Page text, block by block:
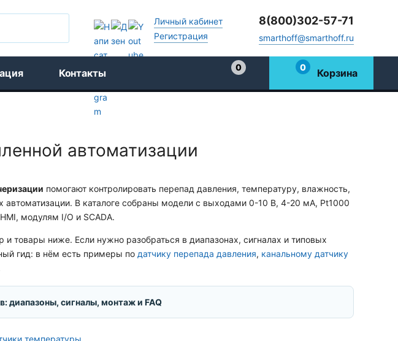
Личный кабинет
Регистрация
8(800)302-57-71
smarthoff@smarthoff.ru
Контакты
0
0 Корзина
автоматизации
помогают контролировать перепад давления, температуру, влажность,
автоматизации. В каталоге собраны модели с выходами 0-10 В, 4-20 мА, Pt1000
модулям I/O и SCADA.
и товары ниже. Если нужно разобраться в диапазонах, сигналах и типовых
гид: в нём есть примеры по датчику перепада давления, канальному датчику
диапазоны, сигналы, монтаж и FAQ
температуры.